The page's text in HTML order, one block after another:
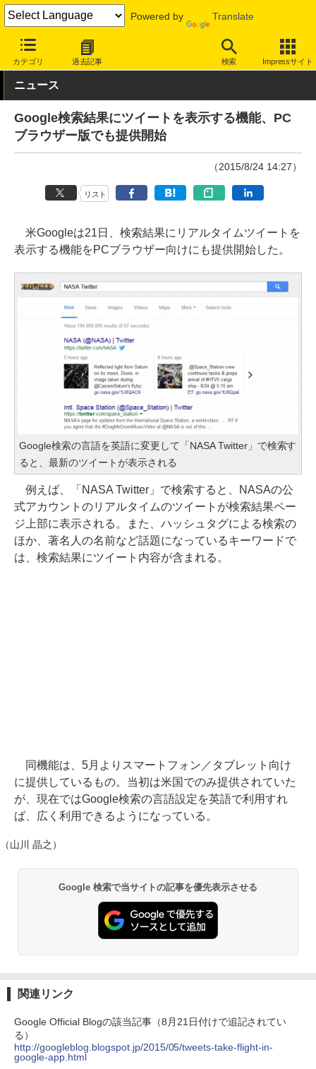
Powered by Translate
カテゴリ 過去記事 検索 Impressサイト
INTERNET Watch サービス/ソフト サービス
ニュース
Google検索結果にツイートを表示する機能、PC
ブラウザー版でも提供開始
（2015/8/24 14:27）
リスト
米Googleは21日、検索結果にリアルタイムツイートを
表示する機能をPCブラウザー向けにも提供開始した。
Google検索の言語を英語に変更して「NASA Twitter」で検索す
ると、最新のツイートが表示される
例えば、「NASA Twitter」で検索すると、NASAの公
式アカウントのリアルタイムのツイートが検索結果ペー
ジ上部に表示される。また、ハッシュタグによる検索の
ほか、著名人の名前など話題になっているキーワードで
は、検索結果にツイート内容が含まれる。
同機能は、5月よりスマートフォン／タブレット向け
に提供しているもの。当初は米国でのみ提供されていた
が、現在ではGoogle検索の言語設定を英語で利用すれ
ば、広く利用できるようになっている。
（山川 晶之）
Google 検索で当サイトの記事を優先表示させる
関連リンク
Google Official Blogの該当記事（8月21日付けで追記されてい
る）
http://googleblog.blogspot.jp/2015/05/tweets-take-flight-in-
google-app.html